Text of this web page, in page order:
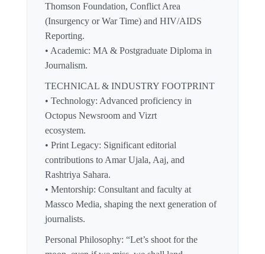
Thomson Foundation, Conflict Area
(Insurgency or War Time) and HIV/AIDS
Reporting.
• Academic: MA & Postgraduate Diploma in
Journalism.
TECHNICAL & INDUSTRY FOOTPRINT
• Technology: Advanced proficiency in
Octopus Newsroom and Vizrt
ecosystem.
• Print Legacy: Significant editorial
contributions to Amar Ujala, Aaj, and
Rashtriya Sahara.
• Mentorship: Consultant and faculty at
Massco Media, shaping the next generation of
journalists.
Personal Philosophy: “Let’s shoot for the